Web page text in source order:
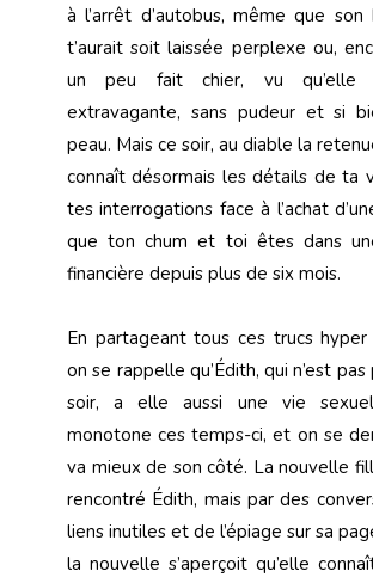
à l’arrêt d’autobus, même que son
t’aurait soit laissée perplexe ou,
un peu fait chier, vu qu’elle
extravagante, sans pudeur et si
peau. Mais ce soir, au diable la
connaît désormais les détails de ta
tes interrogations face à l’achat
que ton chum et toi êtes dans
financière depuis plus de six mois.
En partageant tous ces trucs hyper
on se rappelle qu’Édith, qui n’est
soir, a elle aussi une vie
monotone ces temps-ci, et on se
va mieux de son côté. La nouvelle
rencontré Édith, mais par des
liens inutiles et de l’épiage sur sa
la nouvelle s’aperçoit qu’elle